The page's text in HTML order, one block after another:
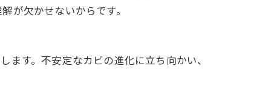
が欠かせないからです。
す。不安定なカビの進化に立ち向かい、